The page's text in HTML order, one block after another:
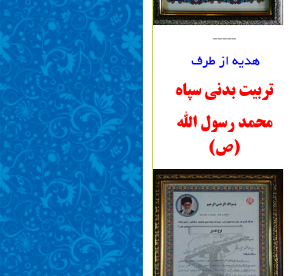
-----
هدیه از طرف
تربیت بدنی سپاه
محمد رسول الله
(ص)